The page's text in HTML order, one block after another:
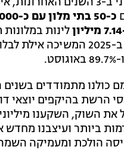
כ-50 בתי מלון עם כ-12,000 חדרים
לינות במלונות
כולנו מתמודדים
הרשת בהיקפים יוצאי
את השוק, השקענו
ביותר ועיצבנו מחדש
הולכת ומעמיקה